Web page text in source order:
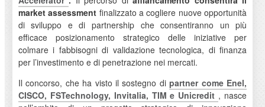
market assessment finalizzato a cogliere nuove opportunità
di sviluppo e di partnership che consentiranno un più
efficace posizionamento strategico delle iniziative per
colmare i fabbisogni di validazione tecnologica, di finanza
per l’investimento e di penetrazione nei mercati.
Il concorso, che ha visto il sostegno dipartner come Enel,
CISCO, FSTechnology, Invitalia, TIMe Unicredit , nasce